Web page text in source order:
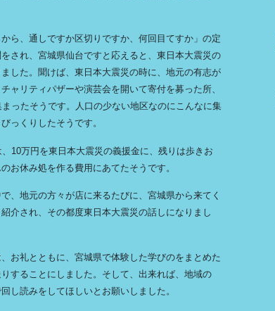
から、通しですか区切りですか、何回目てすか」の定
され、宮城県仙台ですと応えると、東日本大震災の
した。聞けば、東日本大震災の時に、地元の有志が
ャリティパザーや演芸会を開いて寄付を募った所、
まったそうです。人口の少ない地区なのにこんなに集
っくりしたそうです。
、10万円を東日本大震災の義援金に、残りは歩きお
お休み処を作る費用にあてたそうです。
、地元の方々が店に来るたびに、宮城県から来てく
介され、その都度東日本大震災の話しになりまし
お礼とともに、宮城県で体験した学びのをまとめた
することにしました。そして、出来れば、地域の
し読みをしてほしいとお願いしました。